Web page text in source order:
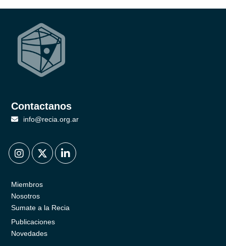
Contactanos
info@recia.org.ar
. . .
Miembros
Nosotros
Sumate a la Recia
Publicaciones
Novedades